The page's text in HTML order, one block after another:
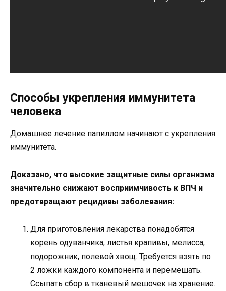
Способы укрепления иммунитета
человека
Домашнее лечение папиллом начинают с укрепления
иммунитета.
Доказано, что высокие защитные силы организма
значительно снижают восприимчивость к ВПЧ и
предотвращают рецидивы заболевания:
Для приготовления лекарства понадобятся
корень одуванчика, листья крапивы, мелисса,
подорожник, полевой хвощ. Требуется взять по
2 ложки каждого компонента и перемешать.
Ссыпать сбор в тканевый мешочек на хранение.